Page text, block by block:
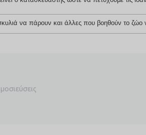
να πάρουν και άλλες που βοηθούν το ζώο